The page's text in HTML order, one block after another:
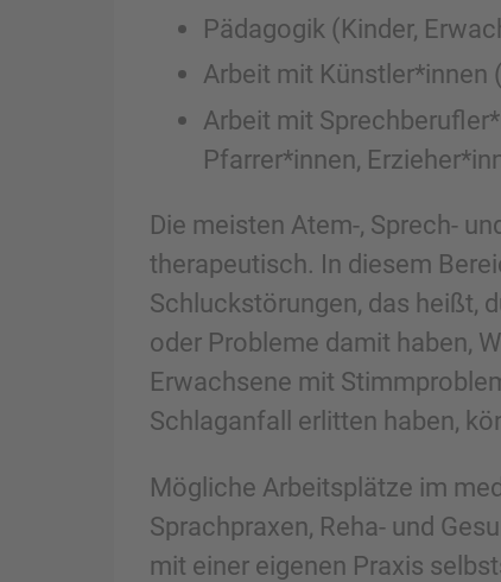
Pädagogik (Kinder,
Arbeit mit Künstler*innen
Arbeit mit
Pfarrer*innen,
Die meisten Atem-, Sprech-
therapeutisch. In diesem
Schluckstörungen, das heißt,
oder Probleme damit haben,
Erwachsene mit
Schlaganfall erlitten haben,
Mögliche Arbeitsplätze im
Sprachpraxen, Reha- und
mit einer eigenen Praxis